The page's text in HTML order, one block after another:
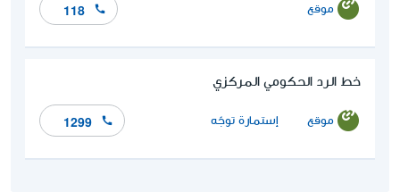
موقع 118
خط الرد الحكومي المركزي
موقع إستمارة توجّه 1299